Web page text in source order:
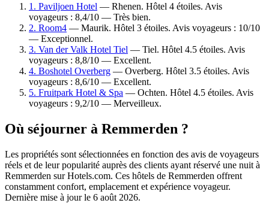
1. Paviljoen Hotel — Rhenen. Hôtel 4 étoiles. Avis
voyageurs : 8,4/10 — Très bien.
2. Room4 — Maurik. Hôtel 3 étoiles. Avis voyageurs : 10/10
— Exceptionnel.
3. Van der Valk Hotel Tiel — Tiel. Hôtel 4.5 étoiles. Avis
voyageurs : 8,8/10 — Excellent.
4. Boshotel Overberg — Overberg. Hôtel 3.5 étoiles. Avis
voyageurs : 8,6/10 — Excellent.
5. Fruitpark Hotel & Spa — Ochten. Hôtel 4.5 étoiles. Avis
voyageurs : 9,2/10 — Merveilleux.
Où séjourner à Remmerden ?
Les propriétés sont sélectionnées en fonction des avis de voyageurs
réels et de leur popularité auprès des clients ayant réservé une nuit à
Remmerden sur Hotels.com. Ces hôtels de Remmerden offrent
constamment confort, emplacement et expérience voyageur.
Dernière mise à jour le 6 août 2026.